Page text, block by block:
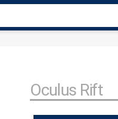
Oculus Rift